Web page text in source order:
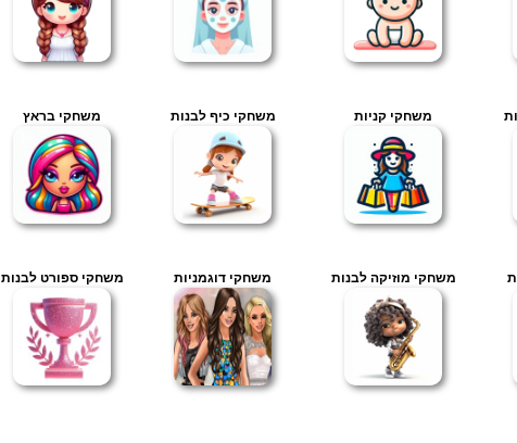
משחקי קניות משחקי כיף לבנות משחקי בראץ
משחקי מוזיקה לבנות משחקי דוגמניות משחקי ספורט לבנות